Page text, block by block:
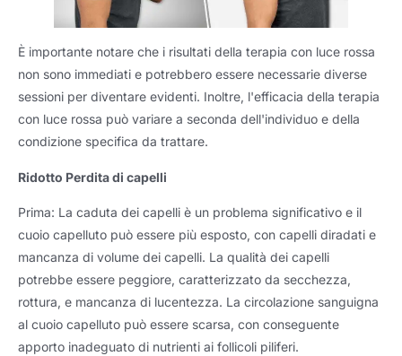
È importante notare che i risultati della terapia con luce rossa
non sono immediati e potrebbero essere necessarie diverse
sessioni per diventare evidenti. Inoltre, l'efficacia della terapia
con luce rossa può variare a seconda dell'individuo e della
condizione specifica da trattare.
Ridotto Perdita di capelli
Prima: La caduta dei capelli è un problema significativo e il
cuoio capelluto può essere più esposto, con capelli diradati e
mancanza di volume dei capelli. La qualità dei capelli
potrebbe essere peggiore, caratterizzato da secchezza,
rottura, e mancanza di lucentezza. La circolazione sanguigna
al cuoio capelluto può essere scarsa, con conseguente
apporto inadeguato di nutrienti ai follicoli piliferi.